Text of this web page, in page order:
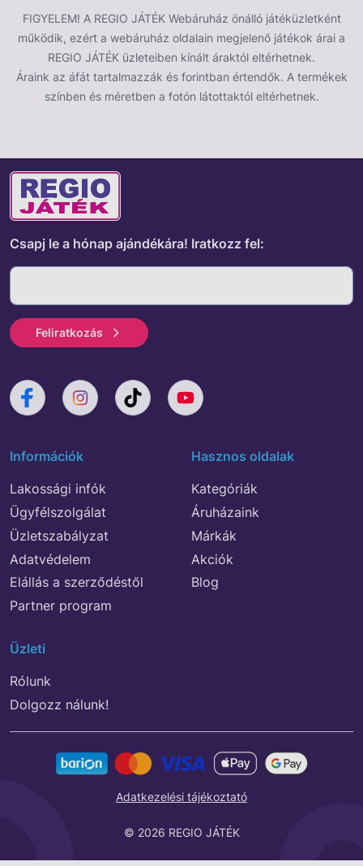
Doboz mérete: 25 x 25 x 4,5 cm.
FIGYELEM! A REGIO JÁTÉK Webáruház önálló játéküzletként
működik, ezért a webáruház oldalain megjelenő játékok árai a
REGIO JÁTÉK üzleteiben kínált áraktól eltérhetnek.
Áraink az áfát tartalmazzák és forintban értendők. A termékek
színben és méretben a fotón látottaktól eltérhetnek.
Csapj le a hónap ajándékára! Iratkozz fel:
Feliratkozás
Információk
Lakossági infók
Ügyfélszolgálat
Üzletszabályzat
Adatvédelem
Elállás a szerződéstől
Partner program
Hasznos oldalak
Kategóriák
Áruházaink
Márkák
Akciók
Blog
Üzleti
Rólunk
Dolgozz nálunk!
© 2026 REGIO JÁTÉK
Adatkezelési tájékoztató